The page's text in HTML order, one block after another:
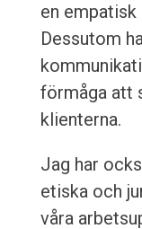
en
Dessutom
förmåga att
klienterna.
Jag har
etiska och
våra